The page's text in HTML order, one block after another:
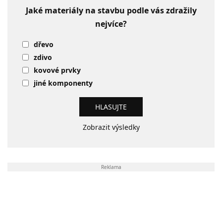
Jaké materiály na stavbu podle vás zdražily
nejvíce?
dřevo
zdivo
kovové prvky
jiné komponenty
Zobrazit výsledky
Reklama